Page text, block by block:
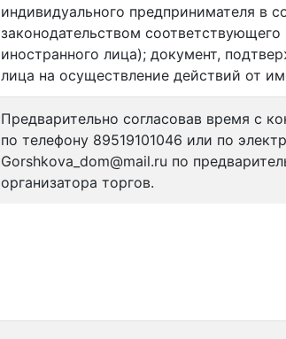
индивидуального предпринимателя в
законодательством соответствующего
иностранного лица); документ,
лица на осуществление действий от
Предварительно согласовав время с
по телефону 89519101046 или по
Gorshkova_dom@mail.ru по
организатора торгов.